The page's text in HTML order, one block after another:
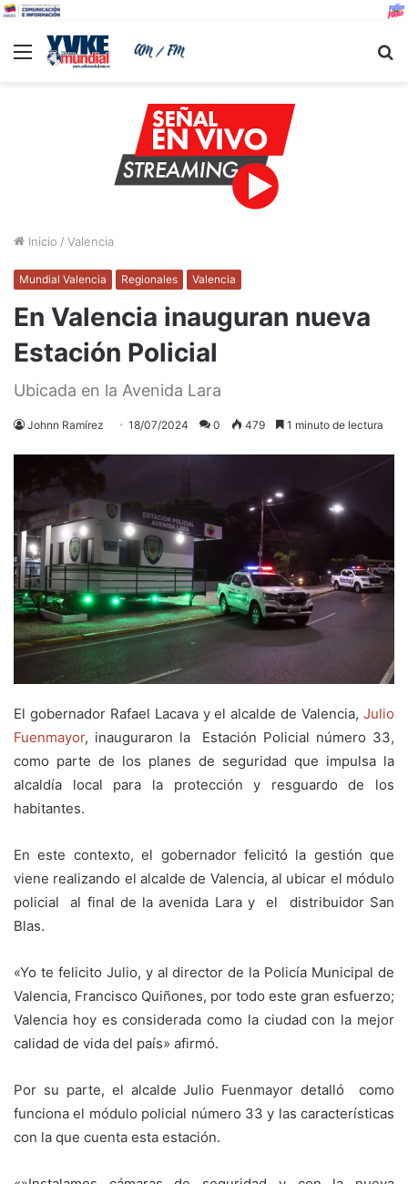
Menu
Inicio / Valencia
Mundial Valencia Regionales Valencia
En Valencia inauguran nueva
Estación Policial
Ubicada en la Avenida Lara
Johnn Ramírez 18/07/2024 0 479 1 minuto de lectura
El gobernador Rafael Lacava y el alcalde de Valencia, Julio
Fuenmayor, inauguraron la Estación Policial número 33,
como parte de los planes de seguridad que impulsa la
alcaldía local para la protección y resguardo de los
habitantes.
En este contexto, el gobernador felicitó la gestión que
viene realizando el alcalde de Valencia, al ubicar el módulo
policial al final de la avenida Lara y el distribuidor San
Blas.
«Yo te felicito Julio, y al director de la Policía Municipal de
Valencia, Francisco Quiñones, por todo este gran esfuerzo;
Valencia hoy es considerada como la ciudad con la mejor
calidad de vida del país» afirmó.
Por su parte, el alcalde Julio Fuenmayor detalló como
funciona el módulo policial número 33 y las características
con la que cuenta esta estación.